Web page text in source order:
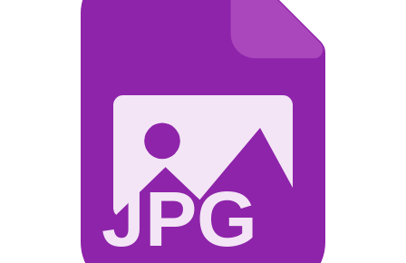
JPG